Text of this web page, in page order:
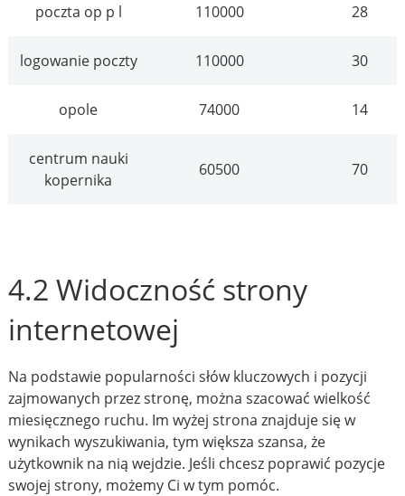
poczta op p l 110000 28
logowanie poczty 110000 30
opole 74000 14
centrum nauki
kopernika
60500 70
4.2 Widoczność strony
internetowej
Na podstawie popularności słów kluczowych i pozycji
zajmowanych przez stronę, można szacować wielkość
miesięcznego ruchu. Im wyżej strona znajduje się w
wynikach wyszukiwania, tym większa szansa, że
użytkownik na nią wejdzie. Jeśli chcesz poprawić pozycje
swojej strony, możemy Ci w tym pomóc.